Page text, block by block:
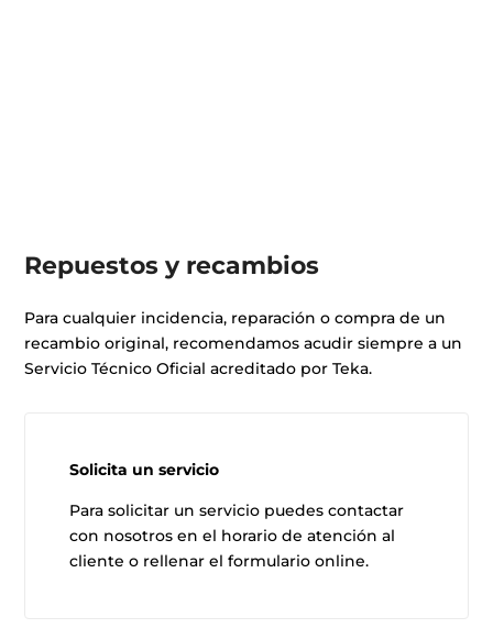
Repuestos y recambios
Para cualquier incidencia, reparación o compra de un
recambio original, recomendamos acudir siempre a un
Servicio Técnico Oficial acreditado por Teka.
Solicita un servicio
Para solicitar un servicio puedes contactar
con nosotros en el horario de atención al
cliente o rellenar el formulario online.